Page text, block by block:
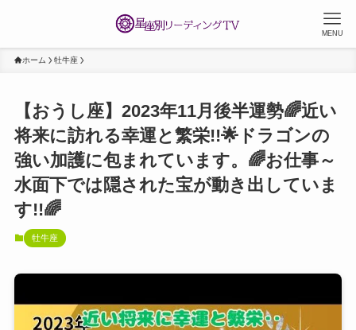
MENU
ホーム 牡牛座
【おうし座】2023年11月後半運勢🌈近い
将来に訪れる幸運と繁栄!!🌟ドラゴンの
強い加護に包まれています。🌈お仕事～
水面下では隠された宝が動き出していま
す!!🌈
牡牛座